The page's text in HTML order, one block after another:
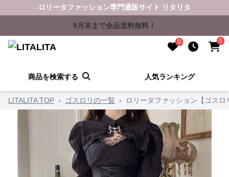
ロリータファッション専門通販サイト リタリタ
9月末まで全品送料無料！
0 0
商品を検索する 人気ランキング
LITALITA TOP › ゴスロリの一覧 › ロリータファッション【ゴス